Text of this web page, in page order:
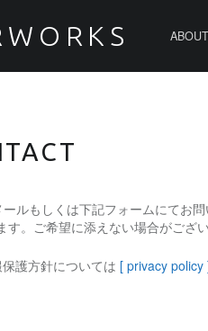
ABOUT
ールもしくは下記フォームにてお
す。ご希望に添えない場合がござ
護方針については [ privacy policy